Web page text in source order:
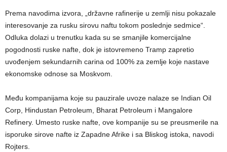
Prema navodima izvora, „državne rafinerije u zemlji nisu pokazale
interesovanje za rusku sirovu naftu tokom poslednje sedmice“.
Odluka dolazi u trenutku kada su se smanjile komercijalne
pogodnosti ruske nafte, dok je istovremeno Tramp zapretio
uvođenjem sekundarnih carina od 100% za zemlje koje nastave
ekonomske odnose sa Moskvom.
Među kompanijama koje su pauzirale uvoze nalaze se Indian Oil
Corp, Hindustan Petroleum, Bharat Petroleum i Mangalore
Refinery. Umesto ruske nafte, ove kompanije su se preusmerile na
isporuke sirove nafte iz Zapadne Afrike i sa Bliskog istoka, navodi
Rojters.